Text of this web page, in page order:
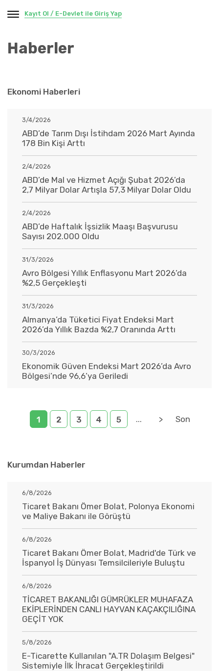
Kayıt Ol / E-Devlet ile Giriş Yap
Haberler
Ekonomi Haberleri
3/4/2026
ABD’de Tarım Dışı İstihdam 2026 Mart Ayında
178 Bin Kişi Arttı
2/4/2026
ABD’de Mal ve Hizmet Açığı Şubat 2026’da
2,7 Milyar Dolar Artışla 57,3 Milyar Dolar Oldu
2/4/2026
ABD’de Haftalık İşsizlik Maaşı Başvurusu
Sayısı 202.000 Oldu
31/3/2026
Avro Bölgesi Yıllık Enflasyonu Mart 2026’da
%2,5 Gerçekleşti
31/3/2026
Almanya’da Tüketici Fiyat Endeksi Mart
2026’da Yıllık Bazda %2,7 Oranında Arttı
30/3/2026
Ekonomik Güven Endeksi Mart 2026’da Avro
Bölgesi’nde 96,6’ya Geriledi
1 2 3 4 5 ... > Son
Kurumdan Haberler
6/8/2026
Ticaret Bakanı Ömer Bolat, Polonya Ekonomi
ve Maliye Bakanı ile Görüştü
6/8/2026
Ticaret Bakanı Ömer Bolat, Madrid'de Türk ve
İspanyol İş Dünyası Temsilcileriyle Buluştu
6/8/2026
TİCARET BAKANLIĞI GÜMRÜKLER MUHAFAZA
EKİPLERİNDEN CANLI HAYVAN KAÇAKÇILIĞINA
GEÇİT YOK
5/8/2026
E-Ticarette Kullanılan "A.TR Dolaşım Belgesi"
Sistemiyle İlk İhracat Gerçekleştirildi